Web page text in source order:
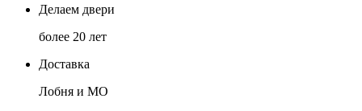
Делаем двери
более 20 лет
Доставка
Лобня и МО